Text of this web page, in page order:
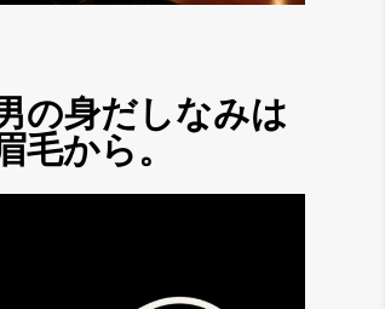
の身だしなみは
毛から。